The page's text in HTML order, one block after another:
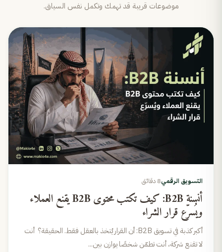
موضوعات قريبة قد تهمك وتكمل نفس السياق.
التسويق الرقمي8 دقائق
أنسنة B2B: كيف تكتب محتوى B2B يقنع العملاء
ويُسرّع قرار الشراء
أكبر كذبة في تسويق B2B: أن القرار يُتخذ بالعقل فقط. الحقيقة؟ أنت
لا تقنع شركة، أنت تطمّن شخصًا يوازن بين...